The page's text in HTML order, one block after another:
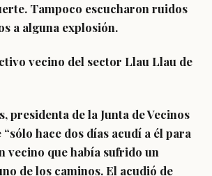
Tampoco escucharon ruidos
a alguna explosión.
vecino del sector Llau Llau de
presidenta de la Junta de Vecinos
hace dos días acudí a él para
vecino que había sufrido un
de los caminos. El acudió de